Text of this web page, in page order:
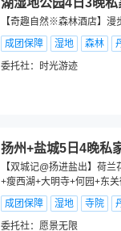
湖湿地公园4日3晚私
【奇趣自然※森林酒店】漫
成团保障
湿地 森林
委托社： 时光游迹
扬州+盐城5日4晚私
【双城记@扬进盐出】荷
+瘦西湖+大明寺+何园+东
成团保障
湿地 寺院
委托社： 愿景无限